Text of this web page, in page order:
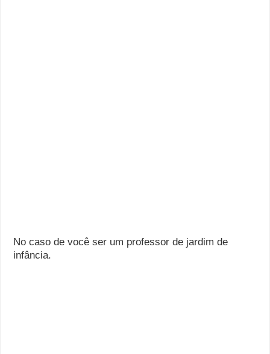
No caso de você ser um professor de jardim de
infância.